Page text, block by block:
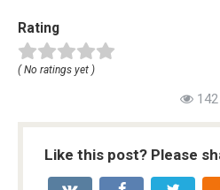
Rating
( No ratings yet )
142
Like this post? Please